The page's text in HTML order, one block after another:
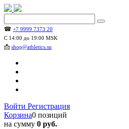
☎ +7 9999 7373 20
С 14:00 до 19:00 MSK
📩 shop@athletics.su
Войти Регистрация
Корзина0 позиций
на сумму 0 руб.